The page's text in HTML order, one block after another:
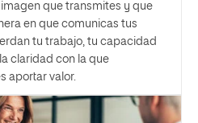
imagen que transmites y que
en que comunicas tus
tu trabajo, tu capacidad
claridad con la que
aportar valor.